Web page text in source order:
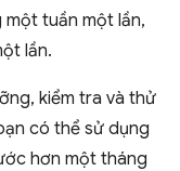
tuần một lần,
lần.
kiểm tra và thử
có thể sử dụng
hơn một tháng